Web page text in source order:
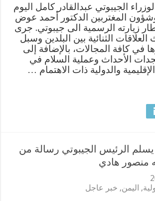
الجيبوتي عبدالقادر كامل اليوم
المغتربين الدكتور أحمد عوض
زيارته الرسمية الى جيبوتي. جرى
الثنائية بين البلدين وسبل
في كافة المجالات، بالإضافة إلى
الأحداث وعملية السلام في
والدولية ذات الاهتمام …
يسلم الرئيس الجيبوتي رسالة من
منصور هادي
, اليمن, خبر عاجل